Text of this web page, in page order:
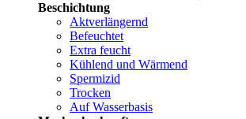
Beschichtung
Aktverlängernd
Befeuchtet
Extra feucht
Kühlend und Wärmend
Spermizid
Trocken
Auf Wasserbasis